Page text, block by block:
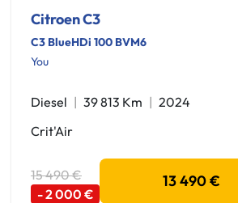
Citroen C3
C3 BlueHDi 100 BVM6
You
Diesel 39 813 Km
2024
Crit'Air
15 490 €
- 2 000 €
13 490 €